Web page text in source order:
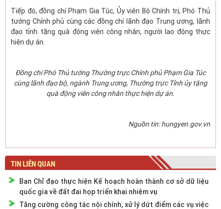
Tiếp đó, đồng chí Phạm Gia Túc, Ủy viên Bộ Chính trị, Phó Thủ
tướng Chính phủ cùng các đồng chí lãnh đạo Trung ương, lãnh
đạo tỉnh tặng quà động viên công nhân, người lao động thực
hiện dự án.
Đồng chí Phó Thủ tướng Thường trực Chính phủ Phạm Gia Túc
cùng lãnh đạo bộ, ngành Trung ương, Thường trực Tỉnh ủy tặng
quà động viên công nhân thực hiện dự án.
Nguồn tin: hungyen.gov.vn
TIN LIÊN QUAN
Ban Chỉ đạo thực hiện Kế hoạch hoàn thành cơ sở dữ liệu
quốc gia về đất đai họp triển khai nhiệm vụ
Tăng cường công tác nội chính, xử lý dứt điểm các vụ việc